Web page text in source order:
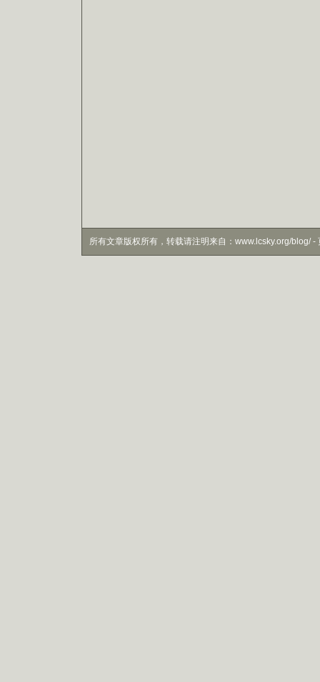
所有文章版权所有，转载请注明来自：www.lcsky.org/blog/